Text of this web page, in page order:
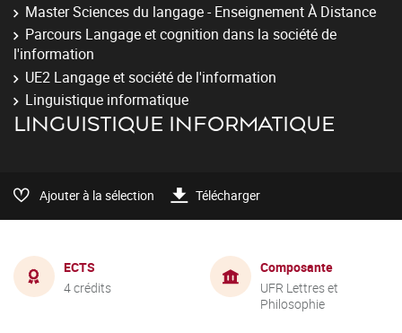
Master Sciences du langage - Enseignement À Distance
Parcours Langage et cognition dans la société de
l'information
UE2 Langage et société de l'information
Linguistique informatique
LINGUISTIQUE INFORMATIQUE
Ajouter à la sélection Télécharger
ECTS
4 crédits
Composante
UFR Lettres et
Philosophie